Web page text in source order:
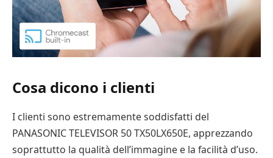
Cosa dicono i clienti
I clienti sono estremamente soddisfatti del
PANASONIC TELEVISOR 50 TX50LX650E, apprezzando
soprattutto la qualità dell’immagine e la facilità d’uso.